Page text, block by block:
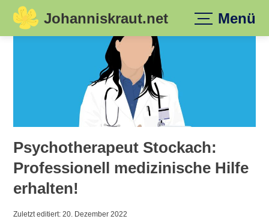
Skip
Johanniskraut.net Menü
Psychotherapeut Stockach:
Professionell medizinische Hilfe
erhalten!
Zuletzt editiert: 20. Dezember 2022